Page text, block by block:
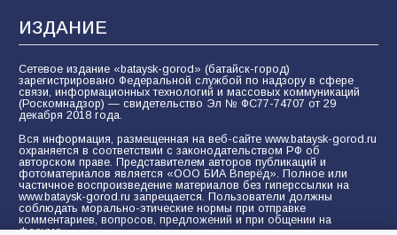
ИЗДАНИЕ
Сетевое издание «bataysk-gorod» (батайск-город)
зарегистрировано Федеральной службой по надзору в сфере
связи, информационных технологий и массовых коммуникаций
(Роскомнадзор) — свидетельство Эл № ФС77-74707 от 29
декабря 2018 года.
Вся информация, размещенная на веб-сайте www.bataysk-gorod.ru
охраняется в соответствии с законодательством РФ об
авторском праве. Представителем авторов публикаций и
фотоматериалов является «ООО БИА Вперёд». Полное или
частичное воспроизведение материалов без гиперссылки на
www.bataysk-gorod.ru запрещается. Пользователи должны
соблюдать морально-этические нормы при отправке
комментариев, вопросов, предложений и при общении на
форуме.